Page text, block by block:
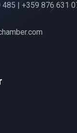
| +359 876 631